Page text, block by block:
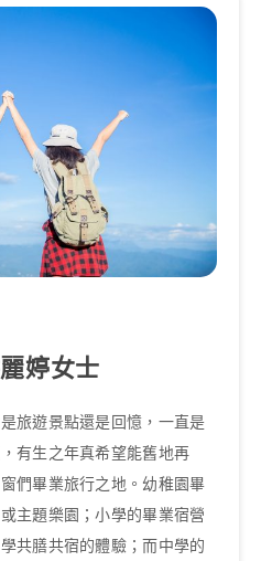
婷女士
旅遊景點還是回憶，一直是
有生之年真希望能舊地再
們畢業旅行之地。幼稚園畢
主題樂園；小學的畢業宿營
共膳共宿的體驗；而中學的